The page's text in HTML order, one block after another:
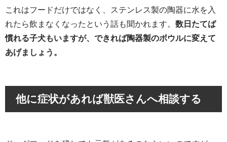
これはフードだけではなく、ステンレス製の陶器に水を入
れたら飲まなくなったという話も聞かれます。 数日たてば
慣れる子犬もいますが、できれば陶器製のボウルに変えて
あげましょう。
他に症状があれば獣医さんへ相談する